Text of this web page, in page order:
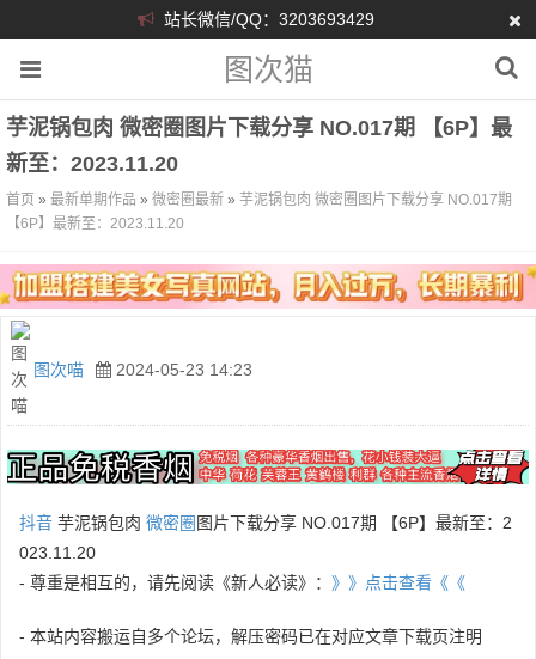
站长微信/QQ：3203693429
图次猫
芋泥锅包肉 微密圈图片下载分享 NO.017期 【6P】最
新至：2023.11.20
首页 » 最新单期作品 » 微密圈最新 » 芋泥锅包肉 微密圈图片下载分享 NO.017期
【6P】最新至：2023.11.20
图次喵 2024-05-23 14:23
抖音 芋泥锅包肉 微密圈 图片下载分享 NO.017期 【6P】最新至：2
023.11.20
- 尊重是相互的，请先阅读《新人必读》： 》》点击查看《《
- 本站内容搬运自多个论坛，解压密码已在对应文章下载页注明